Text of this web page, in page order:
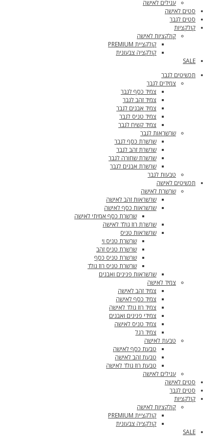
עגילים לאישה
סטים לאישה
סטים לגבר
קולקציות
קולקציות לאישה
קולקציית PREMIUM
קולקציה צבעונית
SALE
תכשיטים לגבר
צמידים לגבר
צמיד כסף לגבר
צמיד זהב לגבר
צמיד אבנים לגבר
צמיד טניס לגבר
צמיד קשיח לגבר
שרשראות לגבר
שרשרת כסף לגבר
שרשרת זהב לגבר
שרשרת שחורה לגבר
שרשרת אבנים לגבר
טבעות לגבר
תכשיטים לאישה
שרשרת לאישה
שרשראות זהב לאישה
שרשראות כסף לאישה
שרשרת כסף אמיתי לאישה
שרשרת רוז גולד לאישה
שרשראות טניס
שרשרת טניס וי
שרשרת טניס זהב
שרשרת טניס כסף
שרשרת טניס רוז גולד
שרשראות פנינים ואבנים
צמיד לאישה
צמיד זהב לאישה
צמיד כסף לאישה
צמיד רוז גולד לאישה
צמידי פנינים ואבנים
צמיד טניס לאישה
צמיד רגל
טבעת לאישה
טבעת כסף לאישה
טבעת זהב לאישה
טבעת רוז גולד לאישה
עגילים לאישה
סטים לאישה
סטים לגבר
קולקציות
קולקציות לאישה
קולקציית PREMIUM
קולקציה צבעונית
SALE